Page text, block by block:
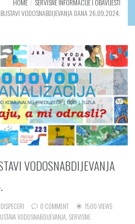
HOME
SERVISNE INFORMACIJE I OBAVIJESTI
VODOSNABDIJEVANJA DANA 26.09.2024.
VODOSNABDIJEVANJA
DISPECERI 0 COMMENT
1500 VIEWS
VODOSNABDIJEVANJA SERVISNE